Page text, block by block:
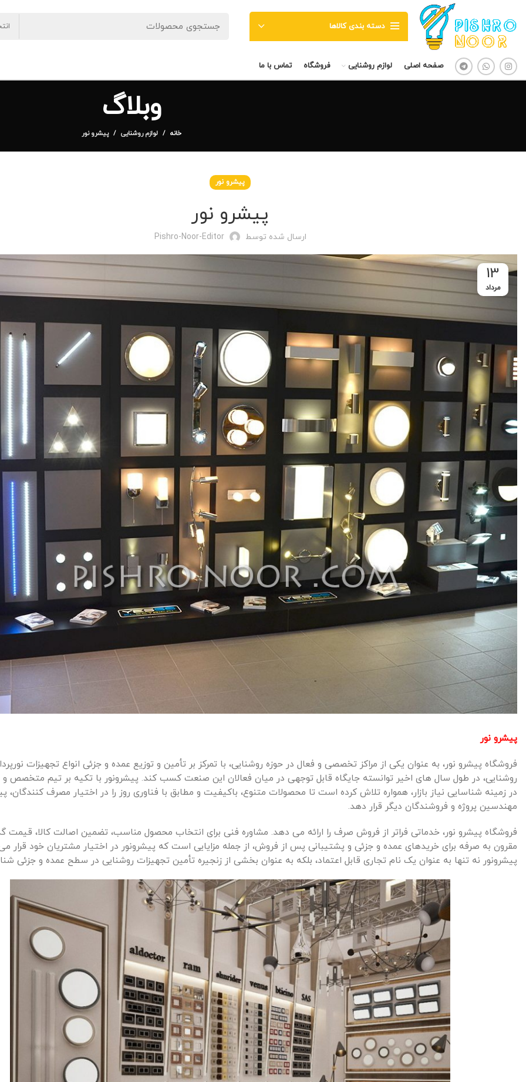
دسته بندی کالاها
صفحه اصلی لوازم روشنایی فروشگاه تماس با ما
وبلاگ
خانه لوازم روشنایی پیشرو نور
پیشرو نور
پیشرو نور
ارسال شده توسط Pishro-Noor-Editor
13
مرداد
پیشرو نور
فروشگاه پیشرو نور، به عنوان یکی از مراکز تخصصی و فعال در حوزه روشنایی، با تمرکز بر تأمین و توزیع عمده و جزئی انواع تجهیزات
روشنایی، در طول سال های اخیر توانسته جایگاه قابل توجهی در میان فعالان این صنعت کسب کند. پیشرونور با تکیه بر تیم متخصص و
در زمینه شناسایی نیاز بازار، همواره تلاش کرده است تا محصولات متنوع، باکیفیت و مطابق با فناوری روز را در اختیار مصرف کنندگان،
مهندسین پروژه و فروشندگان دیگر قرار دهد.
فروشگاه پیشرو نور، خدماتی فراتر از فروش صرف را ارائه می دهد. مشاوره فنی برای انتخاب محصول مناسب، تضمین اصالت کالا، قیمت
مقرون به صرفه برای خریدهای عمده و جزئی و پشتیبانی پس از فروش، از جمله مزایایی است که پیشرونور در اختیار مشتریان خود قرار
پیشرونور نه تنها به عنوان یک نام تجاری قابل اعتماد، بلکه به عنوان بخشی از زنجیره تأمین تجهیزات روشنایی در سطح عمده و جزئی